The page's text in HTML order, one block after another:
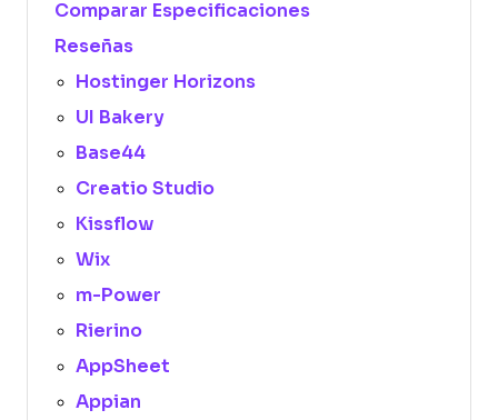
Comparar Especificaciones
Reseñas
Hostinger Horizons
UI Bakery
Base44
Creatio Studio
Kissflow
Wix
m-Power
Rierino
AppSheet
Appian